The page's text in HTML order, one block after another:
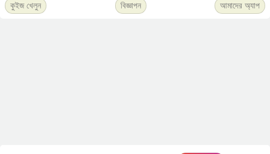
কুইজ খেলুন
বিজ্ঞাপন আমাদের অ্যাপ